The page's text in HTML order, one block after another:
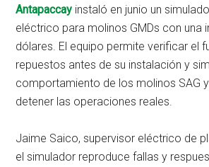
Antapaccay instaló en junio un
eléctrico para molinos GMDs con una
dólares. El equipo permite verificar el
repuestos antes de su instalación y
comportamiento de los molinos SAG
detener las operaciones reales.
Jaime Saico, supervisor eléctrico de
el simulador reproduce fallas y